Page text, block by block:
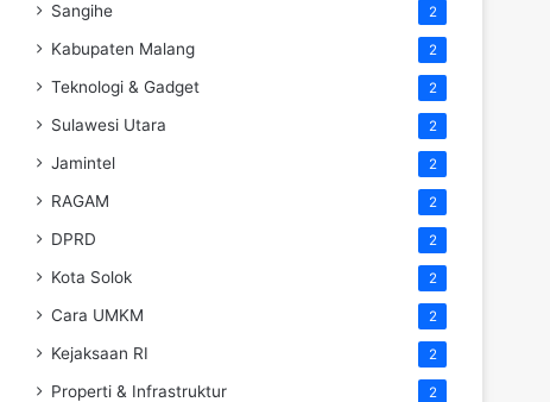
Sangihe 2
Kabupaten Malang 2
Teknologi & Gadget 2
Sulawesi Utara 2
Jamintel 2
RAGAM 2
DPRD 2
Kota Solok 2
Cara UMKM 2
Kejaksaan RI 2
Properti & Infrastruktur 2